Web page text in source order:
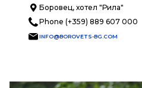
Боровец, хотел "Рила"
Phone (+359) 889 607 000
INFO@BOROVETS-BG.COM